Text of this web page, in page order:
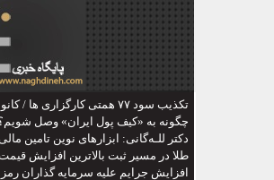
تکذیب سود ۷۷ همتی کارگزاری ها / کانون کارگزاران: ارقام منتشر شده مبنای مستند ندارد
چگونه به «کیف پول ایران» وصل
دکتر للـه‌گانی: ابزارهای نوین تامین
طلا در مسیر ثبت بالاترین افزایش
افزایش جرایم علیه سرمایه گذاران رمزارز / سرقت ۳۰ میلیون